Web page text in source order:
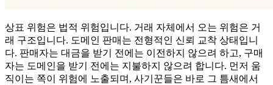
상표 위험은 법적 위험입니다. 거래 자체에서 오는 위험은 거
래 구조입니다. 도메인 판매는 전형적인 신뢰 교착 상태입니
다. 판매자는 대금을 받기 전에는 이전하지 않으려 하고, 구매
자는 도메인을 받기 전에는 지불하지 않으려 합니다. 먼저 움
직이는 쪽이 위험에 노출되며, 사기꾼들은 바로 그 틈새에서